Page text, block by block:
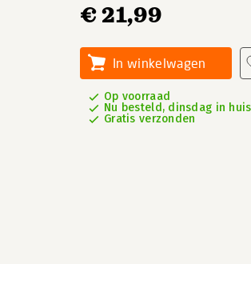
€ 21,99
In winkelwagen
Op voorraad
Nu besteld, dinsdag in huis
Gratis verzonden